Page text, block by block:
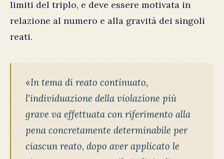
limiti del triplo, e deve essere motivata in
relazione al numero e alla gravità dei singoli
reati.
«In tema di reato continuato,
l'individuazione della violazione più
grave va effettuata con riferimento alla
pena concretamente determinabile per
ciascun reato, dopo aver applicato le